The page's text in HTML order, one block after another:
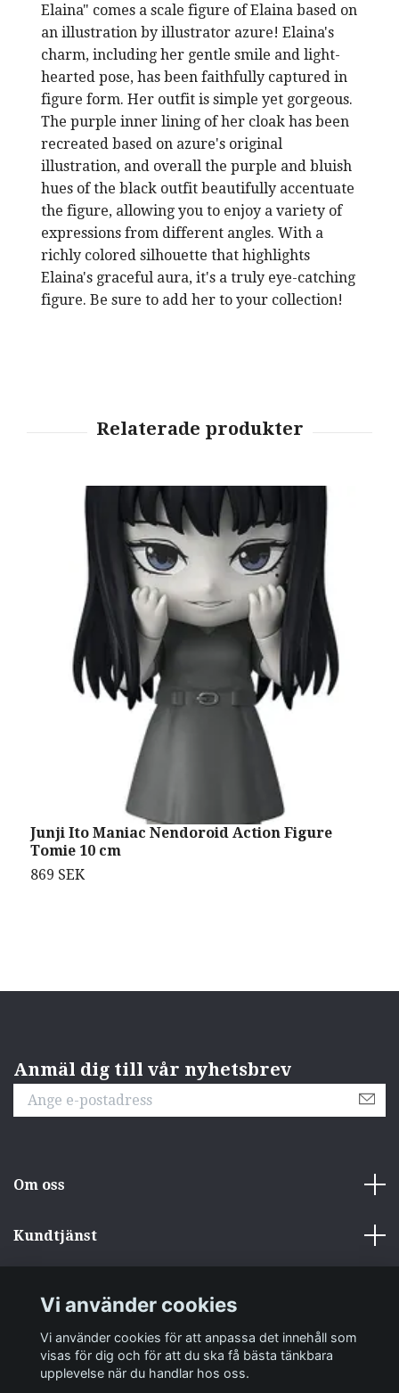
Elaina" comes a scale figure of Elaina based on
an illustration by illustrator azure! Elaina's
charm, including her gentle smile and light-
hearted pose, has been faithfully captured in
figure form. Her outfit is simple yet gorgeous.
The purple inner lining of her cloak has been
recreated based on azure's original
illustration, and overall the purple and bluish
hues of the black outfit beautifully accentuate
the figure, allowing you to enjoy a variety of
expressions from different angles. With a
richly colored silhouette that highlights
Elaina's graceful aura, it's a truly eye-catching
figure. Be sure to add her to your collection!
Junji Ito Maniac Nendoroid Action Figure
Tomie 10 cm
869 SEK
Anmäl dig till vår nyhetsbrev
Om oss
Kundtjänst
Sociala medier
Vi använder cookies
Vi använder cookies för att anpassa det innehåll som
visas för dig och för att du ska få bästa tänkbara
upplevelse när du handlar hos oss.